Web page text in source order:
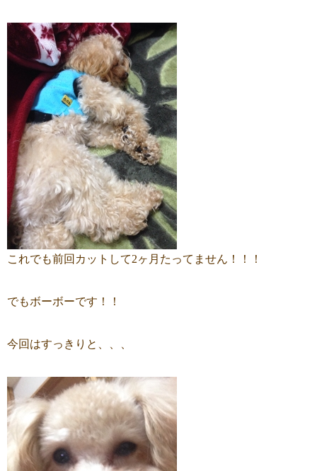
これでも前回カットして2ヶ月たってません！！！
でもボーボーです！！
今回はすっきりと、、、